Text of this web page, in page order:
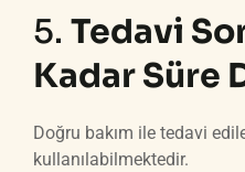
5. Tedavi
Kadar Süre
Doğru bakım ile tedavi
kullanılabilmektedir.